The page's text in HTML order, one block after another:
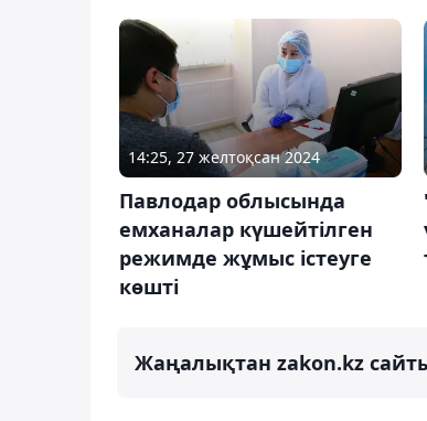
14:25, 27 желтоқсан 2024
Павлодар облысында
емханалар күшейтілген
режимде жұмыс істеуге
көшті
Жаңалықтан zakon.kz